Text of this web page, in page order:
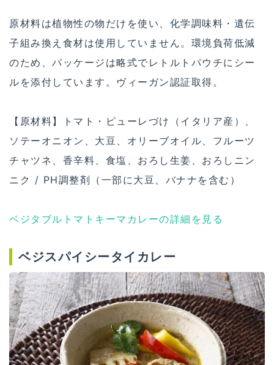
原材料は植物性の物だけを使い、化学調味料・遺伝
子組み換え食材は使用していません。環境負荷低減
のため、パッケージは略式でレトルトパウチにシー
ルを添付しています。ヴィーガン認証取得。
【原材料】トマト・ピューレづけ（イタリア産）、
ソテーオニオン、大豆、オリーブオイル、フルーツ
チャツネ、香辛料、食塩、おろし生姜、おろしニン
ニク / PH調整剤（一部に大豆、バナナを含む）
ベジタブルトマトキーマカレーの詳細を見る
ベジスパイシータイカレー